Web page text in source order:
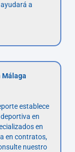
a
Málaga
establece
en
en
en contratos,
nuestro